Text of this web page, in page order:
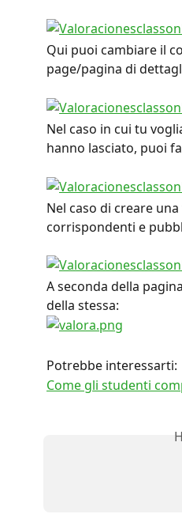
Qui puoi cambiare il
page/pagina di
Nel caso in cui tu
hanno lasciato, puoi
Nel caso di creare
corrispondenti e
A seconda della
della stessa:
Potrebbe interessarti:
Come gli studenti